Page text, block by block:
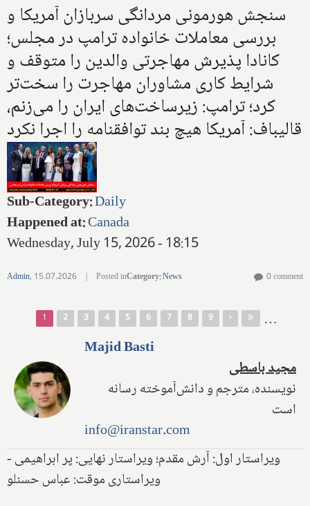
سنجش هورمونی مردانگی سربازان آمریکا و
بررسی معاملات خانواده ترامپ در مجلس؛
کانادا پذیرش مهاجرتی والدین را متوقف و
شرایط کاری مشاوران مهاجرت را سخت‌تر
کرد؛ ترامپ: زیرساخت‌های ایران را می‌زنم،
قالیباف: آمریکا هیچ بند توافقنامه را اجرا نکرد
Sub-Category:Daily
Happened at:Canada
Wednesday, July 15, 2026 - 18:15
Admin, 15.07.2026 | Posted inCategory:News 0 comment
Pages
1 2 3 4 5 6 7 8 9
…
Majid Basti
مجید باسطی
نویسنده، مترجم و دانش‌آموخته رسانه
است
info@iranstar.com
ویراستار اول: آرش مقدم؛ ویراستار نهایی: پر ابراهیمی -
ویراستاری موقت: عباس حسنلو